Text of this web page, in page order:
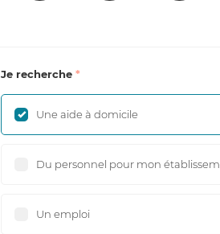
Je recherche
Une aide à domicile
Du personnel pour mon
Un emploi